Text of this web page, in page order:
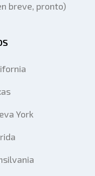
breve, pronto)
York